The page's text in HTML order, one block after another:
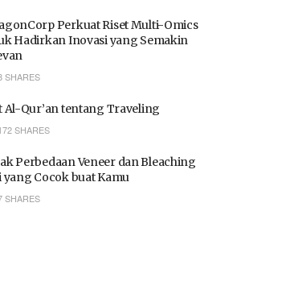
Perkuat Riset Multi-Omics
Hadirkan Inovasi yang Semakin
SHARES
Al-Qur’an tentang Traveling
SHARES
Perbedaan Veneer dan Bleaching
yang Cocok buat Kamu
SHARES